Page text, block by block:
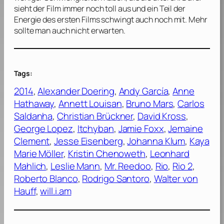
sieht der Film immer noch toll aus und ein Teil der
Energie des ersten Films schwingt auch noch mit. Mehr
sollte man auch nicht erwarten.
Tags:
2014, Alexander Doering, Andy García, Anne
Hathaway, Annett Louisan, Bruno Mars, Carlos
Saldanha, Christian Brückner, David Kross
George Lopez, Itchyban, Jamie Foxx, Jemaine
Clement, Jesse Eisenberg, Johanna Klum, Kaya
Marie Möller, Kristin Chenoweth, Leonhard
Mahlich, Leslie Mann, Mr. Reedoo, Rio, Rio 2
Roberto Blanco, Rodrigo Santoro, Walter von
Hauff, will.i.am